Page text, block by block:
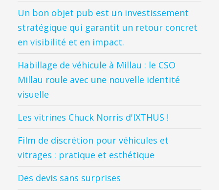
Un bon objet pub est un investissement
stratégique qui garantit un retour concret
en visibilité et en impact.
Habillage de véhicule à Millau : le CSO
Millau roule avec une nouvelle identité
visuelle
Les vitrines Chuck Norris d'IXTHUS !
Film de discrétion pour véhicules et
vitrages : pratique et esthétique
Des devis sans surprises